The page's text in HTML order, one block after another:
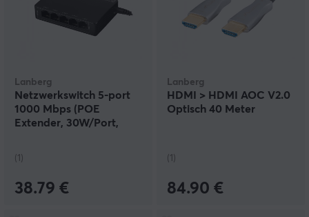
Lanberg
Netzwerkswitch 5-port
1000 Mbps (POE
Extender, 30W/Port,
(1)
38.79 €
Lanberg
HDMI > HDMI AOC V2.0
Optisch 40 Meter
(1)
84.90 €